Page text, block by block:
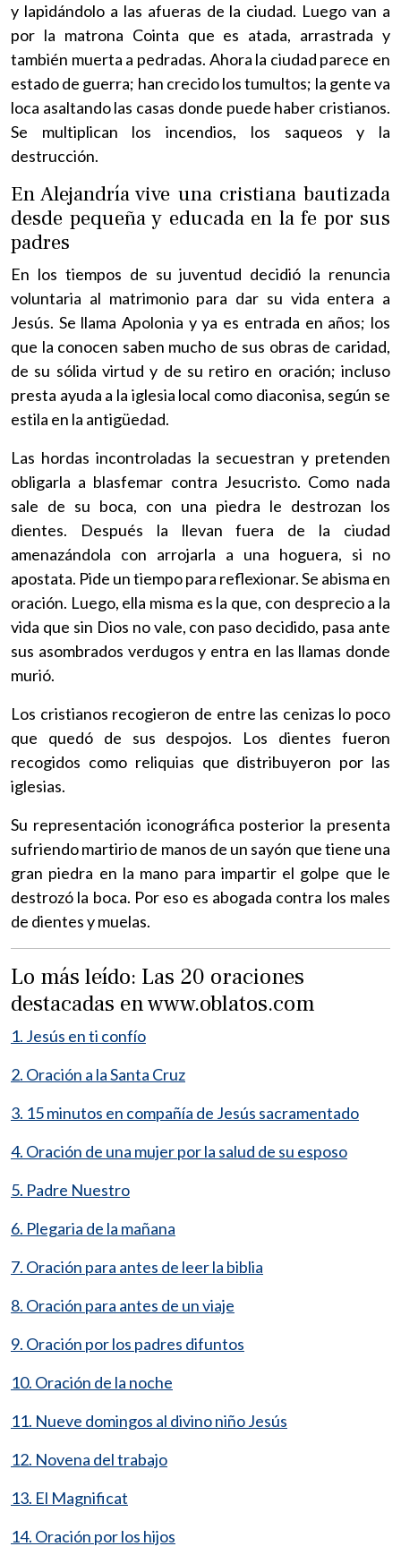
y lapidándolo a las afueras de la ciudad. Luego van a
por la matrona Cointa que es atada, arrastrada y
también muerta a pedradas. Ahora la ciudad parece en
estado de guerra; han crecido los tumultos; la gente va
loca asaltando las casas donde puede haber cristianos.
Se multiplican los incendios, los saqueos y la
destrucción.
En Alejandría vive una cristiana bautizada
desde pequeña y educada en la fe por sus
padres
En los tiempos de su juventud decidió la renuncia
voluntaria al matrimonio para dar su vida entera a
Jesús. Se llama Apolonia y ya es entrada en años; los
que la conocen saben mucho de sus obras de caridad,
de su sólida virtud y de su retiro en oración; incluso
presta ayuda a la iglesia local como diaconisa, según se
estila en la antigüedad.
Las hordas incontroladas la secuestran y pretenden
obligarla a blasfemar contra Jesucristo. Como nada
sale de su boca, con una piedra le destrozan los
dientes. Después la llevan fuera de la ciudad
amenazándola con arrojarla a una hoguera, si no
apostata. Pide un tiempo para reflexionar. Se abisma en
oración. Luego, ella misma es la que, con desprecio a la
vida que sin Dios no vale, con paso decidido, pasa ante
sus asombrados verdugos y entra en las llamas donde
murió.
Los cristianos recogieron de entre las cenizas lo poco
que quedó de sus despojos. Los dientes fueron
recogidos como reliquias que distribuyeron por las
iglesias.
Su representación iconográfica posterior la presenta
sufriendo martirio de manos de un sayón que tiene una
gran piedra en la mano para impartir el golpe que le
destrozó la boca. Por eso es abogada contra los males
de dientes y muelas.
Lo más leído: Las 20 oraciones
destacadas en www.oblatos.com
1. Jesús en ti confío
2. Oración a la Santa Cruz
3. 15 minutos en compañía de Jesús sacramentado
4. Oración de una mujer por la salud de su esposo
5. Padre Nuestro
6. Plegaria de la mañana
7. Oración para antes de leer la biblia
8. Oración para antes de un viaje
9. Oración por los padres difuntos
10. Oración de la noche
11. Nueve domingos al divino niño Jesús
12. Novena del trabajo
13. El Magnificat
14. Oración por los hijos